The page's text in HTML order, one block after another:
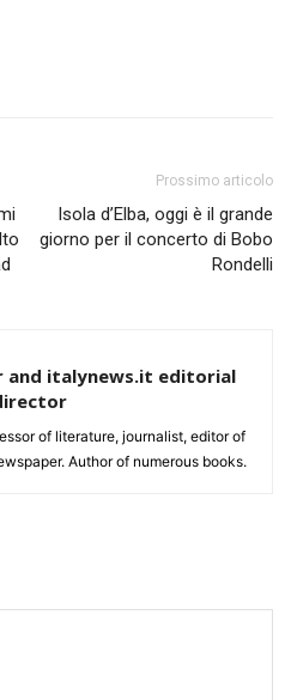
Prossimo articolo
Isola d’Elba, oggi è il grande
giorno per il concerto di Bobo
Rondelli
and italynews.it editorial
of literature, journalist, editor of
Author of numerous books.